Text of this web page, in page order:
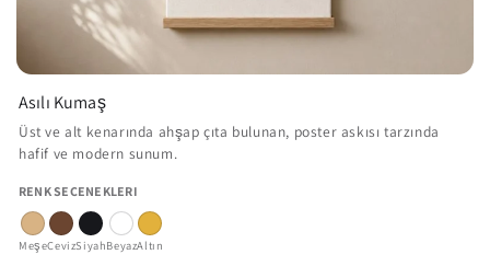
Asılı Kumaş
Üst ve alt kenarında ahşap çıta bulunan, poster askısı tarzında
hafif ve modern sunum.
RENK SEÇENEKLERI
MeşeCevizSiyahBeyazAltın